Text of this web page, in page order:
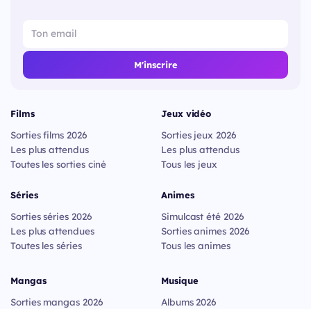
M'inscrire
Films
Sorties films 2026
Les plus attendus
Toutes les sorties ciné
Séries
Sorties séries 2026
Les plus attendues
Toutes les séries
Jeux vidéo
Sorties jeux 2026
Les plus attendus
Tous les jeux
Animes
Simulcast été 2026
Sorties animes 2026
Tous les animes
Mangas
Sorties mangas 2026
Musique
Albums 2026